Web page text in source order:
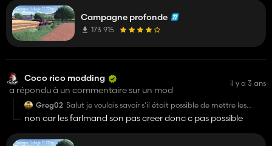
Campagne profonde
173 915
Coco rico modding
a répondu à un commentaire sur un mod
il y a 3 ans
Greg02 Salut je voulais savoir s'il était possible de mettre les
terrains d'achat des champs jusqu'à la route car pour
ma part j'apprécie pouvoir les agrandir un peu et qu'il
champ 5 n'est pas sur la partie achetable donc on ne
non car les farlmand son pas creer donc c pas possible